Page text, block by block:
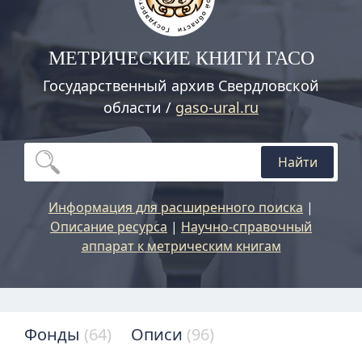
МЕТРИЧЕСКИЕ КНИГИ ГАСО
Государственный архив Свердловской
области / gaso-ural.ru
Найти
Информация для расширенного поиска |
Описание ресурса | Научно-справочный
аппарат к метрическим книгам
Фонды (64) Описи (96)